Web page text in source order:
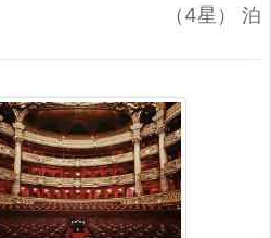
（4星） 泊